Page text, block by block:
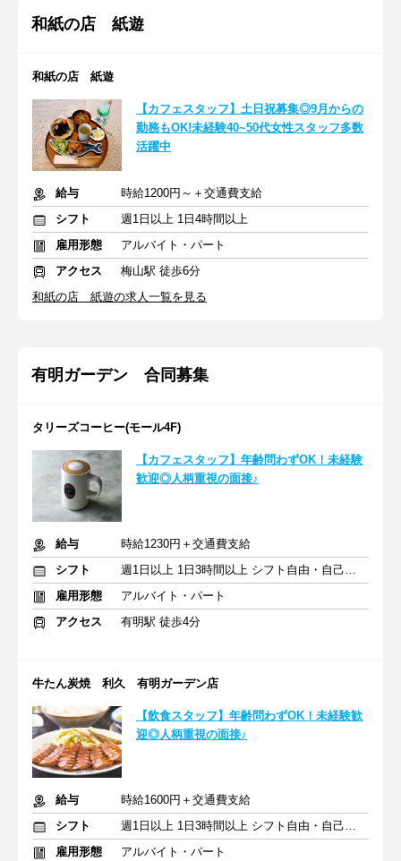
和紙の店 紙遊
和紙の店 紙遊
【カフェスタッフ】土日祝募集◎9月からの
勤務もOK!未経験40~50代女性スタッフ多数
活躍中
給与
時給1200円～＋交通費支給
シフト
週1日以上 1日4時間以上
雇用形態
アルバイト・パート
アクセス
梅山駅 徒歩6分
和紙の店 紙遊の求人一覧を見る
有明ガーデン 合同募集
タリーズコーヒー(モール4F)
【カフェスタッフ】年齢問わずOK！未経験
歓迎◎人柄重視の面接♪
給与
時給1230円＋交通費支給
シフト
週1日以上 1日3時間以上 シフト自由・自己申告
雇用形態
アルバイト・パート
アクセス
有明駅 徒歩4分
牛たん炭焼 利久 有明ガーデン店
【飲食スタッフ】年齢問わずOK！未経験歓
迎◎人柄重視の面接♪
給与
時給1600円＋交通費支給
シフト
週1日以上 1日3時間以上 シフト自由・自己申告
雇用形態
アルバイト・パート